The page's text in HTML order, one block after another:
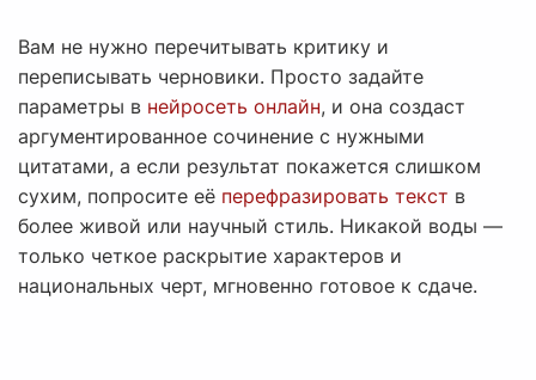
Вам не нужно перечитывать критику и
переписывать черновики. Просто задайте
параметры в нейросеть онлайн, и она создаст
аргументированное сочинение с нужными
цитатами, а если результат покажется слишком
сухим, попросите её перефразировать текст в
более живой или научный стиль. Никакой воды —
только четкое раскрытие характеров и
национальных черт, мгновенно готовое к сдаче.